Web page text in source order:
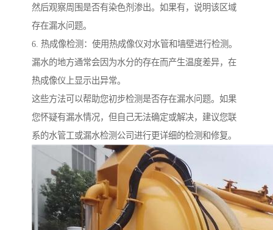
然后观察周围是否有染色剂渗出。如果有，说明该区域
存在漏水问题。
6. 热成像检测：使用热成像仪对水管和墙壁进行检测。
漏水的地方通常会因为水分的存在而产生温度差异，在
热成像仪上显示出异常。
这些方法可以帮助您初步检测是否存在漏水问题。如果
您怀疑有漏水情况，但自己无法确定或解决，建议您联
系的水管工或漏水检测公司进行更详细的检测和修复。